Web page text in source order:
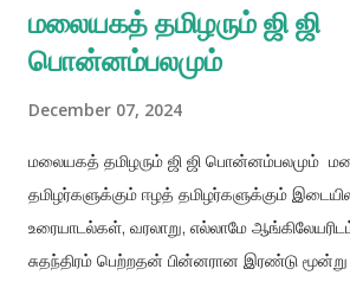
மலையகத் தமிழரும் ஜி ஜி
பொன்னம்பலமும்
December 07, 2024
மலையகத் தமிழரும் ஜி ஜி பொன்னம்பலமும்
தமிழர்களுக்கும் ஈழத் தமிழர்களுக்கும்
உரையாடல்கள், வரலாறு, எல்லாமே
சுதந்திரம் பெற்றதன் பின்னரான இரண்டு மூன்று